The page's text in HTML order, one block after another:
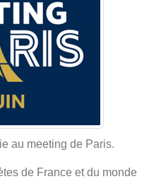
au meeting de Paris.
de France et du monde